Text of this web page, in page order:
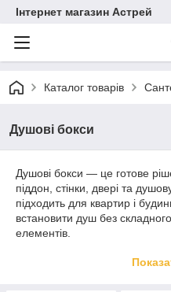
Інтернет магазин Астрей
Каталог товарів
Душові бокси
Душові бокси — це готове
піддон, стінки, двері та
підходить для квартир і
встановити душ без
елементів.
— від компактних варіантів